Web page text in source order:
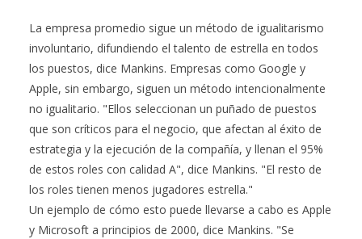
La empresa promedio sigue un método de igualitarismo
involuntario, difundiendo el talento de estrella en todos
los puestos, dice Mankins. Empresas como Google y
Apple, sin embargo, siguen un método intencionalmente
no igualitario. "Ellos seleccionan un puñado de puestos
que son críticos para el negocio, que afectan al éxito de
estrategia y la ejecución de la compañía, y llenan el 95%
de estos roles con calidad A", dice Mankins. "El resto de
los roles tienen menos jugadores estrella."
Un ejemplo de cómo esto puede llevarse a cabo es Apple
y Microsoft a principios de 2000, dice Mankins. "Se